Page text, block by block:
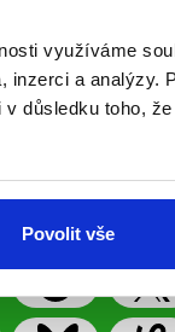
využíváme
inzerci a analýzy.
důsledku toho, že
Povolit vše
sítě
si ujít
přátelům